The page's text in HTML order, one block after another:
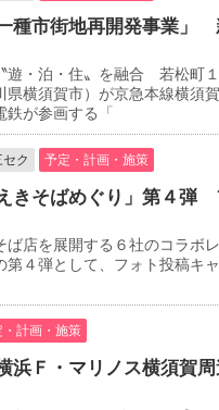
種市街地再開発事業」
遊・泊・住〟を融合 若松町
横須賀市）が京急本線横須
鉄が参画する「
ク 予定・計画・施策
きそばめぐり」第４弾
店を展開する６社のコラボ
第４弾として、フォト投稿キ
・計画・施策
浜Ｆ・マリノス横須賀